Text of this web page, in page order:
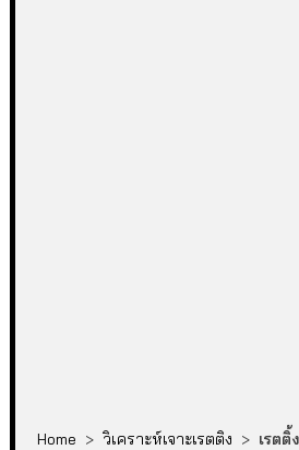
Home > วิเคราะห์เจาะเรตติง > เรต